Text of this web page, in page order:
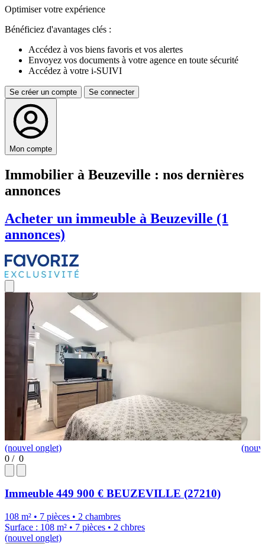
Optimiser votre expérience
Bénéficiez d'avantages clés :
Accédez à vos biens favoris et vos alertes
Envoyez vos documents à votre agence en toute sécurité
Accédez à votre i-SUIVI
Se créer un compte Se connecter
Mon compte
Immobilier à Beuzeville : nos dernières
annonces
Acheter un immeuble à Beuzeville (1
annonces)
(nouvel onglet)
0 / 0
Immeuble 449 900 € BEUZEVILLE (27210)
108 m² • 7 pièces • 2 chambres
Surface : 108 m² • 7 pièces • 2 chbres
(nouvel onglet)